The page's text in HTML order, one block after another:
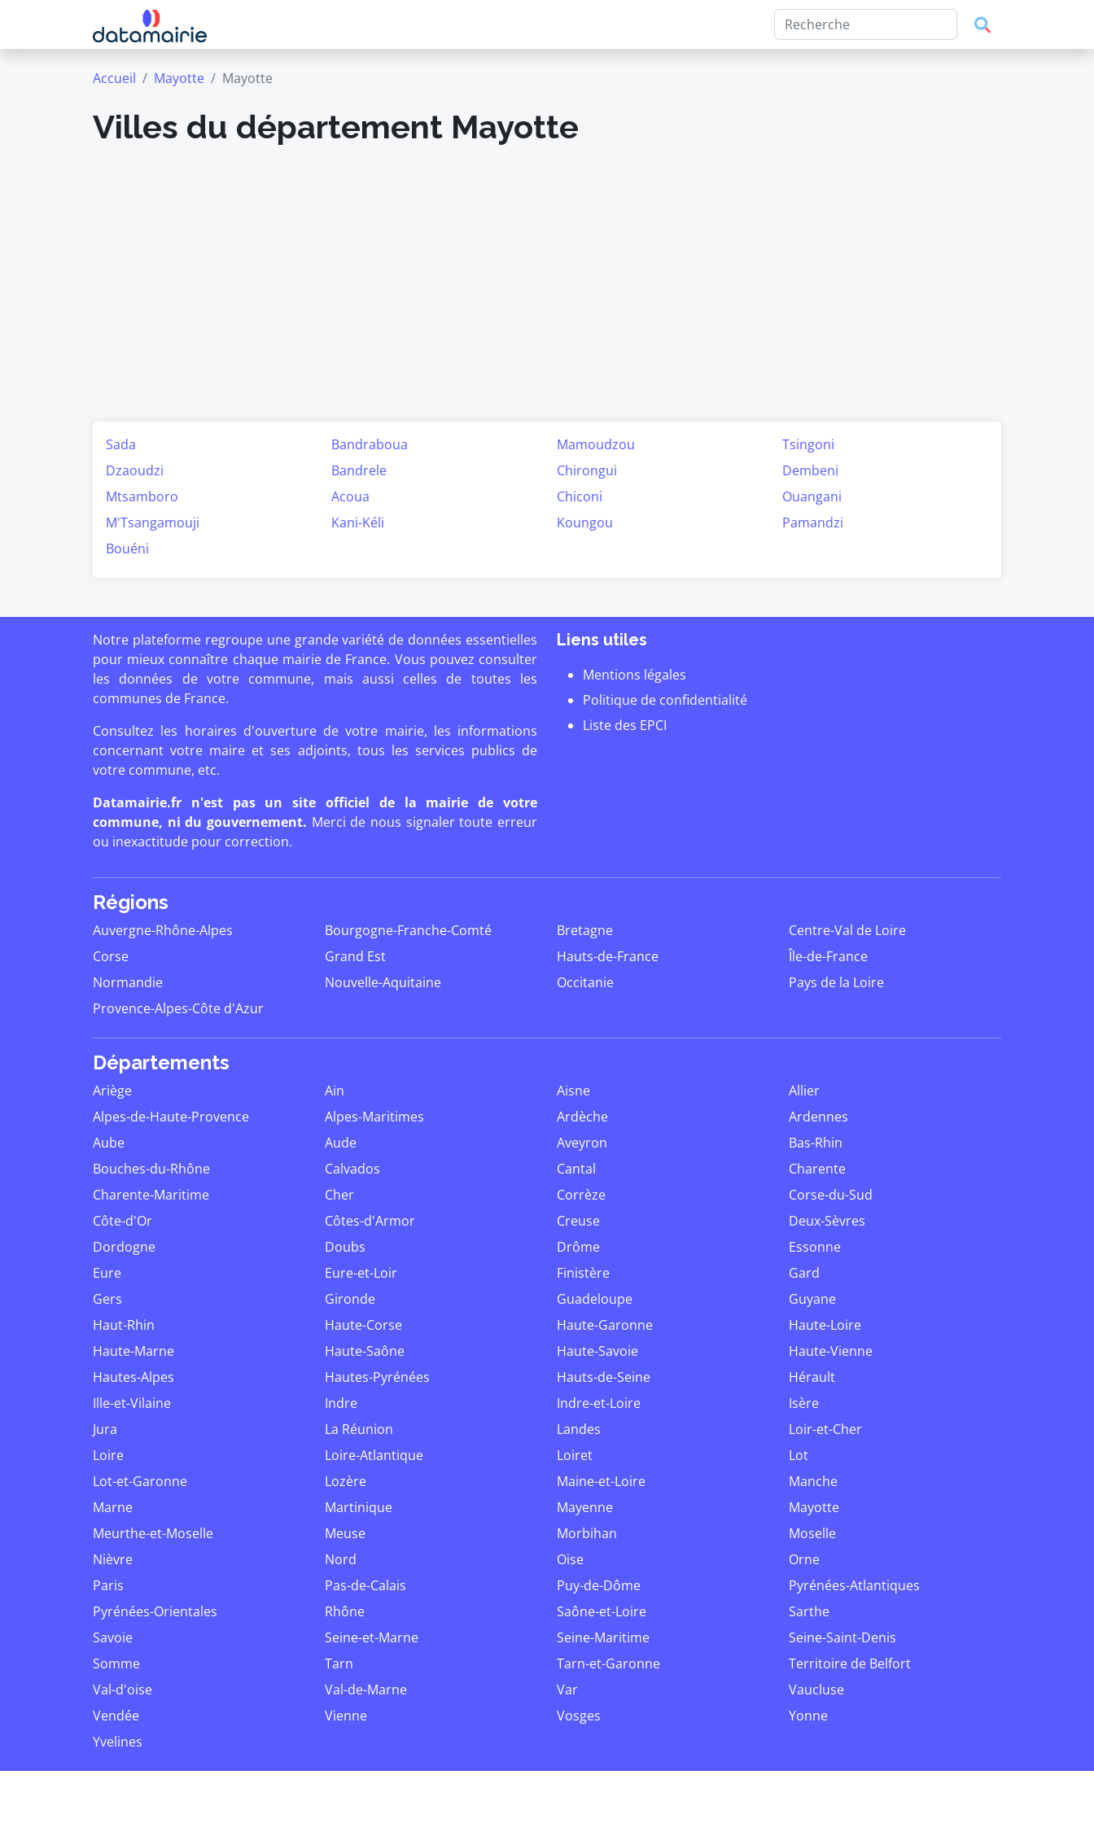
Accueil Mayotte Mayotte
Villes du département Mayotte
Sada Bandraboua Mamoudzou
Tsingoni
Dzaoudzi
Bandrele Chirongui
Dembeni
Mtsamboro
Acoua Chiconi
Ouangani
M'Tsangamouji
Kani-Kéli Koungou
Pamandzi
Bouéni
Notre plateforme regroupe une grande variété de données essentielles
pour mieux connaître chaque mairie de France. Vous pouvez consulter
les données de votre commune, mais aussi celles de toutes les
communes de France.
Consultez les horaires d'ouverture de votre mairie, les informations
concernant votre maire et ses adjoints, tous les services publics de
votre commune, etc.
Datamairie.fr n'est pas un site officiel de la mairie de votre
commune, ni du gouvernement. Merci de nous signaler toute erreur
ou inexactitude pour correction.
Liens utiles
Mentions légales
Politique de confidentialité
Liste des EPCI
Régions
Auvergne-Rhône-Alpes Bourgogne-Franche-Comté Bretagne
Centre-Val de Loire
Corse
Grand Est Hauts-de-France
Île-de-France
Normandie
Nouvelle-Aquitaine Occitanie
Pays de la Loire
Provence-Alpes-Côte d'Azur
Départements
Ariège Ain Aisne
Allier
Alpes-de-Haute-Provence
Alpes-Maritimes Ardèche
Ardennes
Aube
Aude Aveyron
Bas-Rhin
Bouches-du-Rhône
Calvados Cantal
Charente
Charente-Maritime
Cher Corrèze
Corse-du-Sud
Côte-d'Or
Côtes-d'Armor Creuse
Deux-Sèvres
Dordogne
Doubs Drôme
Essonne
Eure
Eure-et-Loir Finistère
Gard
Gers
Gironde Guadeloupe
Guyane
Haut-Rhin
Haute-Corse Haute-Garonne
Haute-Loire
Haute-Marne
Haute-Saône Haute-Savoie
Haute-Vienne
Hautes-Alpes
Hautes-Pyrénées Hauts-de-Seine
Hérault
Ille-et-Vilaine
Indre Indre-et-Loire
Isère
Jura
La Réunion Landes
Loir-et-Cher
Loire
Loire-Atlantique Loiret
Lot
Lot-et-Garonne
Lozère Maine-et-Loire
Manche
Marne
Martinique Mayenne
Mayotte
Meurthe-et-Moselle
Meuse Morbihan
Moselle
Nièvre
Nord Oise
Orne
Paris
Pas-de-Calais Puy-de-Dôme
Pyrénées-Atlantiques
Pyrénées-Orientales
Rhône Saône-et-Loire
Sarthe
Savoie
Seine-et-Marne Seine-Maritime
Seine-Saint-Denis
Somme
Tarn Tarn-et-Garonne
Territoire de Belfort
Val-d'oise
Val-de-Marne Var
Vaucluse
Vendée
Vienne Vosges
Yonne
Yvelines